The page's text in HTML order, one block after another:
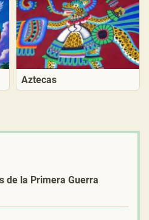
Aztecas
de la Primera Guerra